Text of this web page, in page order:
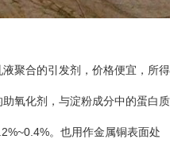
聚合的引发剂，价格便宜，所得
氧化剂，与淀粉成分中的蛋白质
。也用作金属铜表面处